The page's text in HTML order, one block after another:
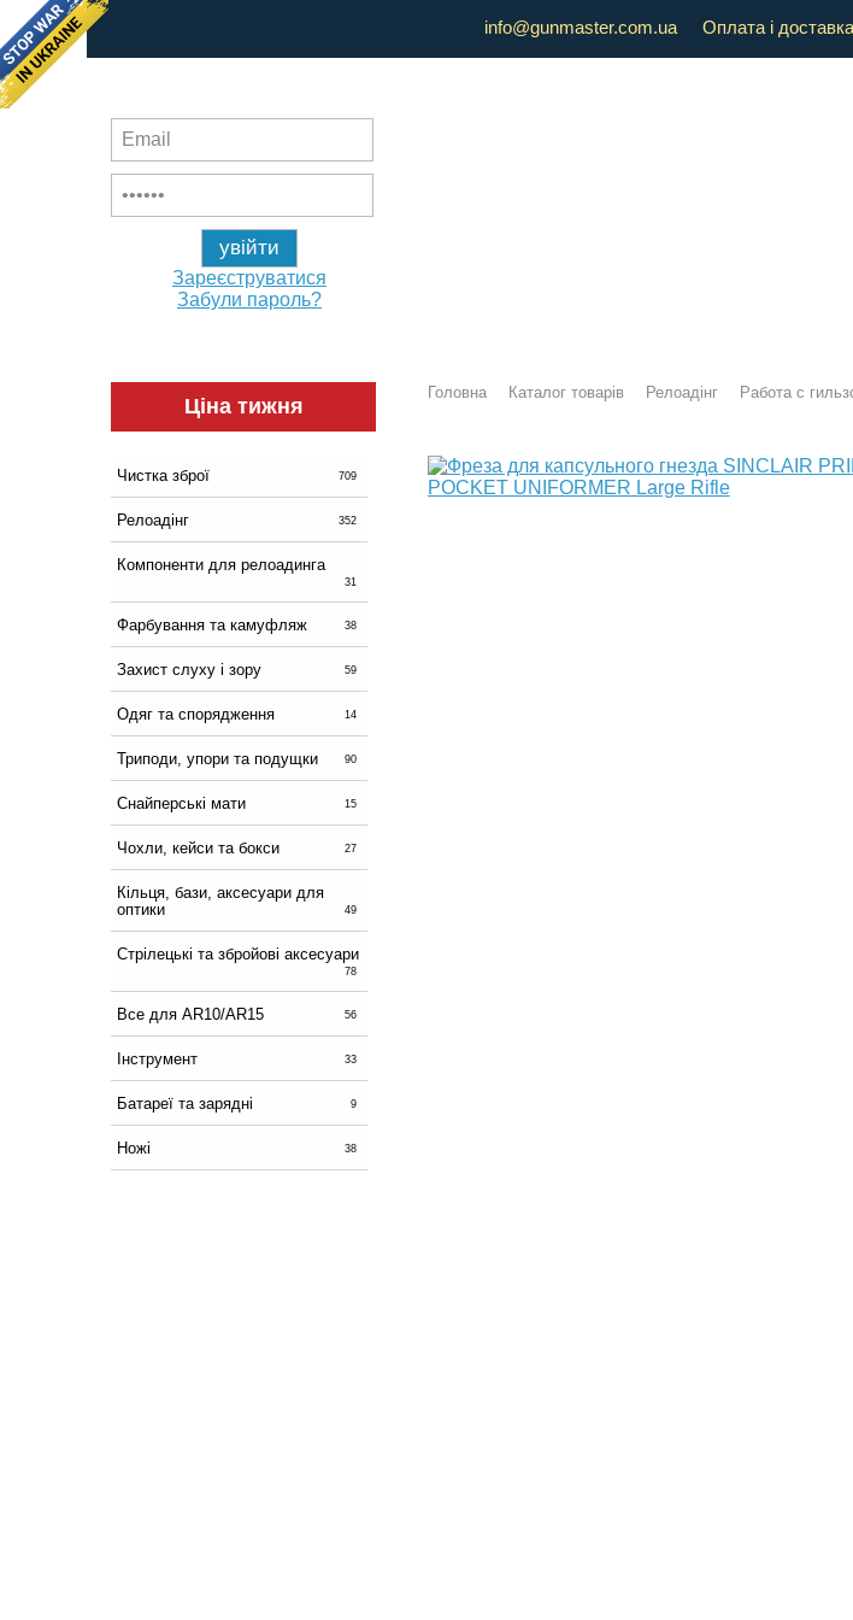
info@gunmaster.com.ua Оплата і доставка
Зареєструватися
Забули пароль?
Ціна тижня
Чистка зброї 709
Релоадінг 352
Компоненти для релоадинга
31
Фарбування та камуфляж 38
Захист слуху і зору 59
Одяг та спорядження 14
Триподи, упори та подущки 90
Снайперські мати 15
Чохли, кейси та бокси 27
Кільця, бази, аксесуари для
оптики
49
Стрілецькі та збройові аксесуари
78
Все для AR10/AR15 56
Інструмент 33
Батареї та зарядні 9
Ножі 38
Головна Каталог товарів Релоадінг Работа с